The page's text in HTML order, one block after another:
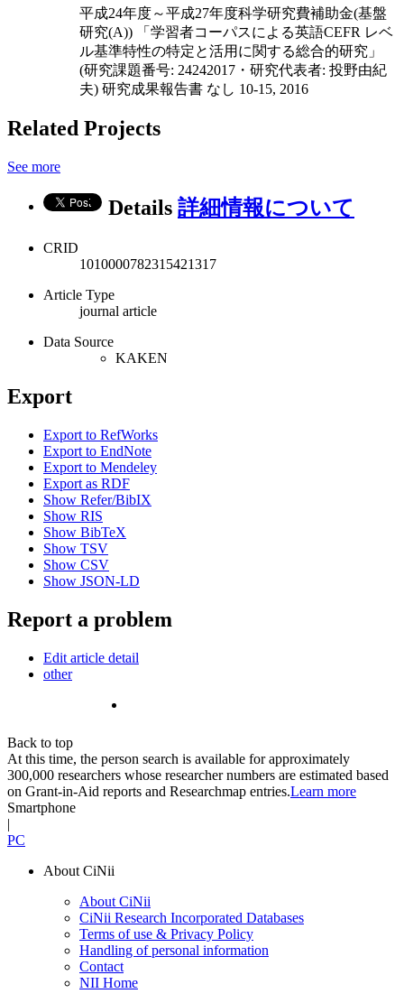
平成24年度～平成27年度科学研究費補助金(基盤
研究(A)) 「学習者コーパスによる英語CEFR レベ
ル基準特性の特定と活用に関する総合的研究」
(研究課題番号: 24242017・研究代表者: 投野由紀
夫) 研究成果報告書 なし 10-15, 2016
Related Projects
See more
Details 詳細情報について
CRID
1010000782315421317
Article Type
journal article
Data Source
KAKEN
Export
Export to RefWorks
Export to EndNote
Export to Mendeley
Export as RDF
Show Refer/BibIX
Show RIS
Show BibTeX
Show TSV
Show CSV
Show JSON-LD
Report a problem
Edit article detail
other
Back to top
At this time, the person search is available for approximately
300,000 researchers whose researcher numbers are estimated based
on Grant-in-Aid reports and Researchmap entries.Learn more
Smartphone
|
PC
About CiNii
About CiNii
CiNii Research Incorporated Databases
Terms of use & Privacy Policy
Handling of personal information
Contact
NII Home